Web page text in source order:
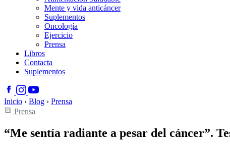
Mente y vida anticáncer
Suplementos
Oncología
Ejercicio
Prensa
Libros
Contacta
Suplementos
Inicio › Blog › Prensa
Prensa
“Me sentía radiante a pesar del cáncer”.